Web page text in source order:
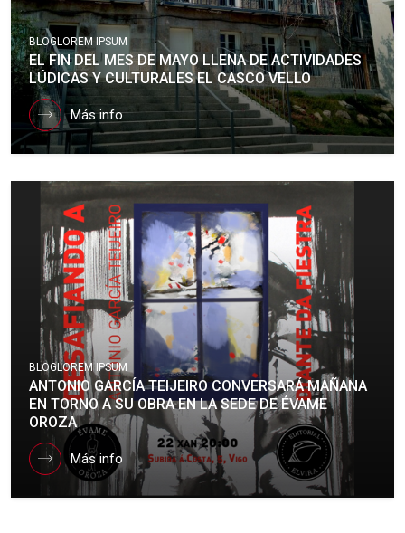
BLOGLOREM IPSUM
EL FIN DEL MES DE MAYO LLENA DE ACTIVIDADES
LÚDICAS Y CULTURALES EL CASCO VELLO
Más info
BLOGLOREM IPSUM
ANTONIO GARCÍA TEIJEIRO CONVERSARÁ MAÑANA
EN TORNO A SU OBRA EN LA SEDE DE ÉVAME
OROZA
Más info